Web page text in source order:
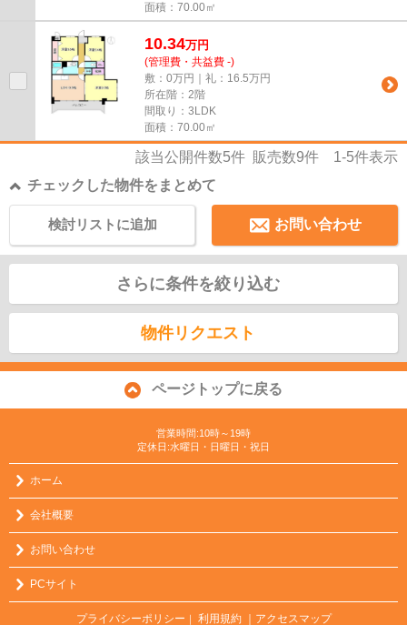
面積：70.00㎡
10.34万円
(管理費・共益費 -)
敷：0万円｜礼：16.5万円
所在階：2階
間取り：3LDK
面積：70.00㎡
該当公開件数5件 販売数9件 1-5件表示
チェックした物件をまとめて
お問い合わせ
検討リストに追加
さらに条件を絞り込む
物件リクエスト
ページトップに戻る
営業時間:10時～19時
定休日:水曜日・日曜日・祝日
ホーム
会社概要
お問い合わせ
PCサイト
プライバシーポリシー ｜ 利用規約 ｜アクセスマップ